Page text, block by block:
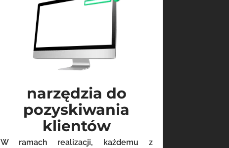
narzędzia do
pozyskiwania
klientów
W ramach realizacji, każdemu z